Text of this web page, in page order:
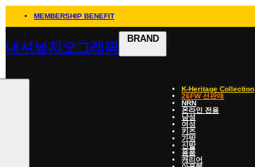
MEMBERSHIP BENEFIT
내셔널지오그래픽
BRAND
K-Heritage Collection
26FW 선판매
NRN
온라인 전용
남성
여성
키즈
가방
신발
용품
캐리어